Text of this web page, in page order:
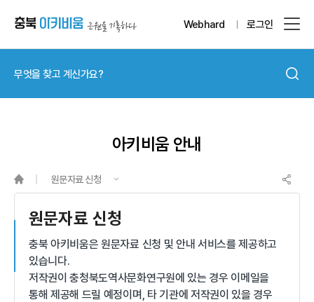
Webhard 로그인
아키비움 안내
원문자료 신청
원문자료 신청
충북 아키비움은 원문자료 신청 및 안내 서비스를 제공하고
있습니다.
저작권이 충청북도역사문화연구원에 있는 경우 이메일을
통해 제공해 드릴 예정이며, 타 기관에 저작권이 있을 경우